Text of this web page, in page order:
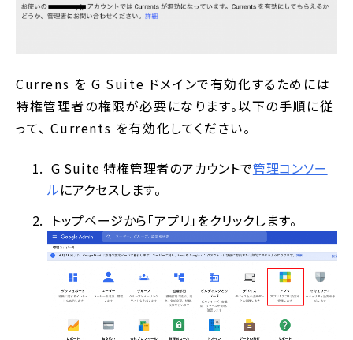
Currens を G Suite ドメインで有効化するためには
特権管理者の権限が必要になります。以下の手順に従
って、 Currents を有効化してください。
G Suite 特権管理者のアカウントで管理コンソー
ルにアクセスします。
トップページから「アプリ」をクリックします。